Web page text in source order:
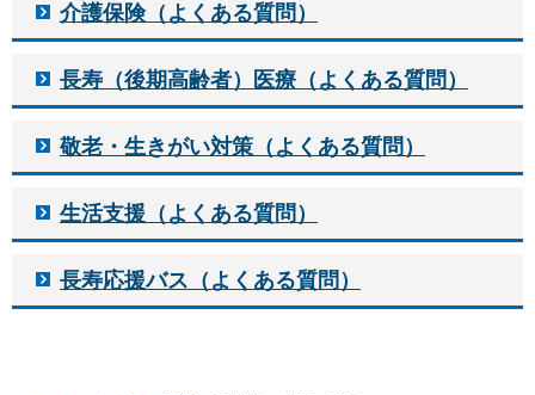
介護保険（よくある質問）
長寿（後期高齢者）医療（よくある質問）
敬老・生きがい対策（よくある質問）
生活支援（よくある質問）
長寿応援バス（よくある質問）